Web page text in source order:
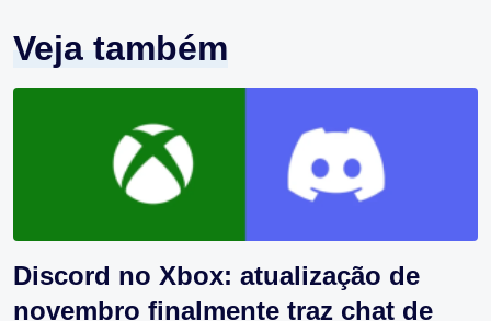
Veja também
Discord no Xbox: atualização de
novembro finalmente traz chat de